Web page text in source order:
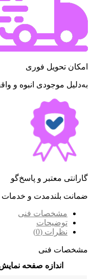
امکان تحویل فوری
به‌دلیل موجودی انبوه و
گارانتی معتبر و پاسخ‌گو
ضمانت بلندمدت و
مشخصات فنی
توضیحات
نظرات (0)
مشخصات فنی
اندازه صفحه